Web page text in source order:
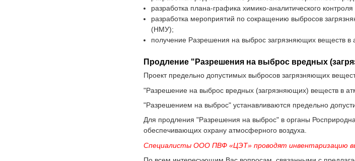
разработка плана-графика химико-аналитического
разработка мероприятий по сокращению выбросов
(НМУ);
получение Разрешения на выброс загрязняющих веществ в
Продление "Разрешения на выброс вредных
Проект предельно допустимых выбросов загрязняющих
"Разрешение на выброс вредных (загрязняющих) веществ в
"Разрешением на выброс" устанавливаются предельно
Для продления "Разрешения на выброс" в органы
обеспечивающих охрану атмосферного воздуха.
Специалисты ООО ПВФ «ЦЭТ» проводят инвентаризацию